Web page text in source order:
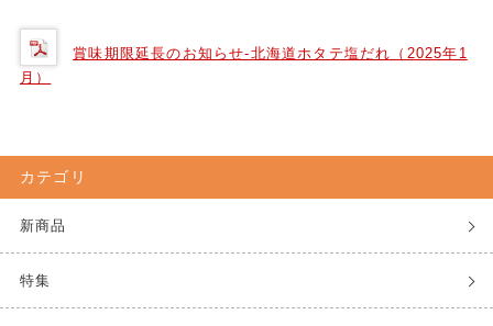
賞味期限延長のお知らせ-北海道ホタテ塩だれ（2025年1
月）
カテゴリ
新商品
特集